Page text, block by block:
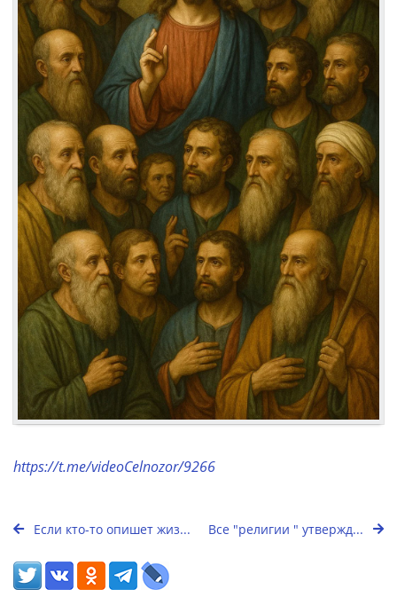
https://t.me/videoCelnozor/9266
Если кто-то опишет жиз... Все "религии " утвержд...